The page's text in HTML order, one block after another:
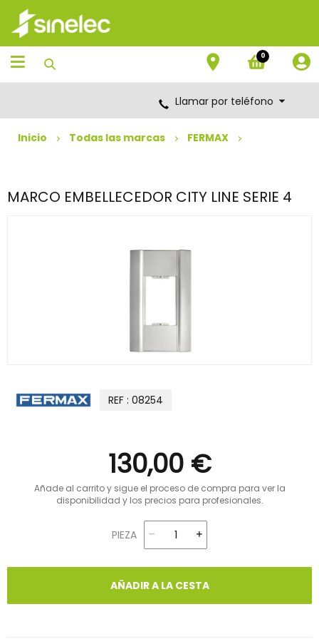
Saltar
contenido
Saltar
menú
de
navegación
0
Llamar por teléfono
Inicio Todas las marcas FERMAX
MARCO EMBELLECEDOR CITY LINE SERIE 4
REF : 08254
130,00 €
Añade al carrito y sigue el proceso de compra para ver la
disponibilidad y los precios para profesionales.
PIEZA
AÑADIR A LA CESTA